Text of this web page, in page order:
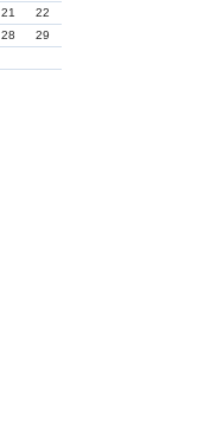
21
22
28
29